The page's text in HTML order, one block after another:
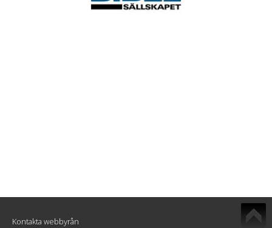
Kontakta webbyrån